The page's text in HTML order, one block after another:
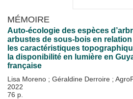
MÉMOIRE
Auto-écologie des espèces
arbustes de sous-bois en
les caractéristiques
la disponibilité en lumière en
française
Lisa Moreno ; Géraldine Derroire ;
2022
76 p.